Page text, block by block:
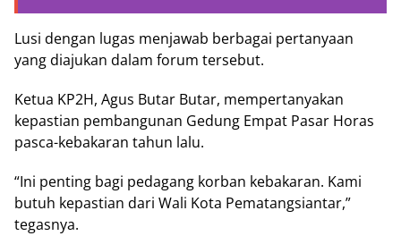
Lusi dengan lugas menjawab berbagai pertanyaan
yang diajukan dalam forum tersebut.
Ketua KP2H, Agus Butar Butar, mempertanyakan
kepastian pembangunan Gedung Empat Pasar Horas
pasca-kebakaran tahun lalu.
“Ini penting bagi pedagang korban kebakaran. Kami
butuh kepastian dari Wali Kota Pematangsiantar,”
tegasnya.